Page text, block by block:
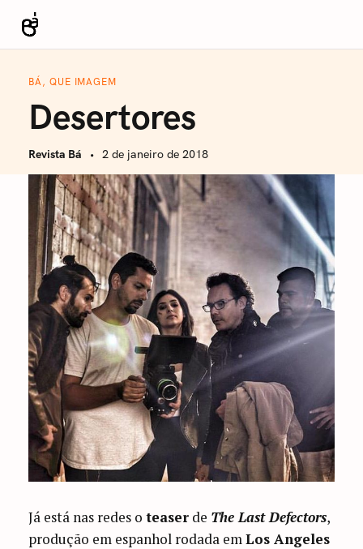
i
Revista Bá
BÁ, QUE IMAGEM
Desertores
Revista Bá 2 de janeiro de 2018
Já está nas redes oteaser de The Last Defectors,
produção em espanhol rodada emLos Angeles